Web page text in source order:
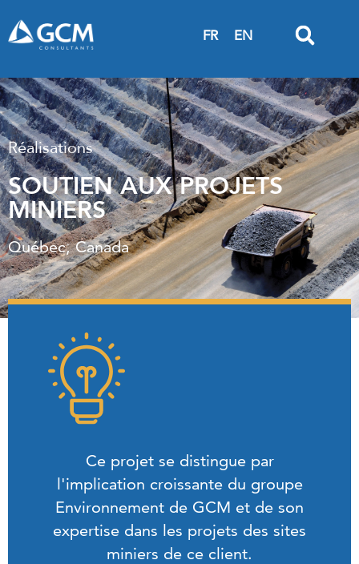
FR EN
Réalisations
SOUTIEN AUX PROJETS
MINIERS
Québec, Canada
Ce projet se distingue par
l'implication croissante du groupe
Environnement de GCM et de son
expertise dans les projets des sites
miniers de ce client.